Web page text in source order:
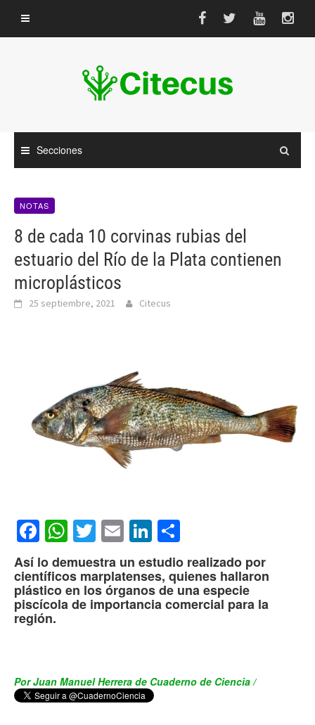
contenido
Secciones
NOTAS
8 de cada 10 corvinas rubias del
estuario del Río de la Plata contienen
microplásticos
25 septiembre, 2021 Citecus
Facebook
WhatsApp
Twitter
EmailLinkedIn
Así lo demuestra un estudio realizado por
científicos marplatenses, quienes hallaron
plástico en los órganos de una especie
piscícola de importancia comercial para la
región.
Por Juan Manuel Herrera de Cuaderno de Ciencia /